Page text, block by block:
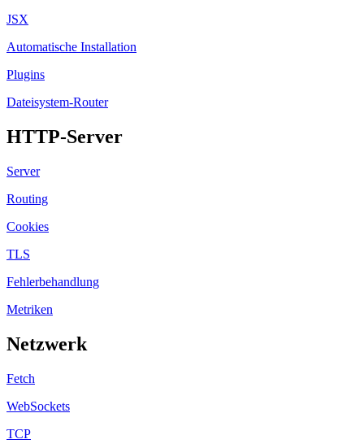
JSX
Automatische Installation
Plugins
Dateisystem-Router
HTTP-Server
Server
Routing
Cookies
TLS
Fehlerbehandlung
Metriken
Netzwerk
Fetch
WebSockets
TCP